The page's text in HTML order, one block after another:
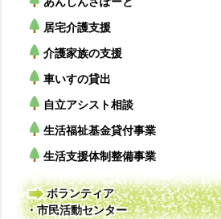
居宅介護支援
介護家族の支援
車いすの貸出
自立アシスト相談
生活福祉基金貸付事業
生活支援体制整備事業
ボランティア
・市民活動センター